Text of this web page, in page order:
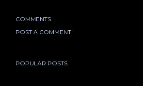
COMMENTS
POST A COMMENT
POPULAR POSTS